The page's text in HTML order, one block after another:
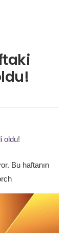
oldu!
Bu haftanın